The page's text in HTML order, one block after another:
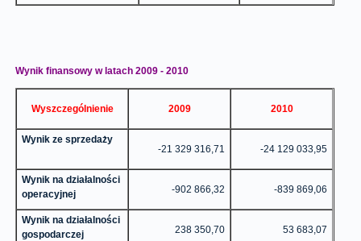
Wynik finansowy w latach 2009 - 2010
Wyszczególnienie 2009 2010
Wynik ze sprzedaży
-21 329 316,71
-24 129 033,95
Wynik na działalności
operacyjnej
-902 866,32 -839 869,06
Wynik na działalności
gospodarczej
238 350,70 53 683,07